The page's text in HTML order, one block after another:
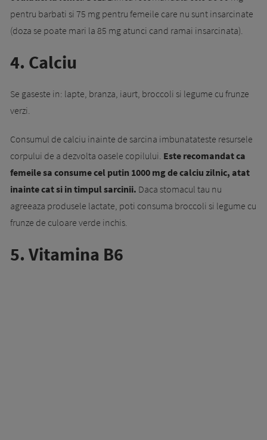
pentru barbati si 75 mg pentru femeile care nu sunt insarcinate
(doza se poate mari la 85 mg atunci cand ramai insarcinata).
4. Calciu
Se gaseste in: lapte, branza, iaurt, broccoli si legume cu frunze
verzi.
Consumul de calciu inainte de sarcina imbunatateste resursele
corpului de a dezvolta oasele copilului. Este recomandat ca
femeile sa consume cel putin 1000 mg de calciu zilnic, atat
inainte cat si in timpul sarcinii. Daca stomacul tau nu
agreeaza produsele lactate, poti consuma broccoli si legume cu
frunze de culoare verde inchis.
5. Vitamina B6